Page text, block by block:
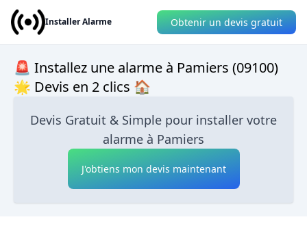
Installer Alarme Obtenir un devis gratuit
🚨 Installez une alarme à Pamiers (09100)
🌟 Devis en 2 clics 🏠
Devis Gratuit & Simple pour installer votre
alarme à Pamiers
J'obtiens mon devis maintenant